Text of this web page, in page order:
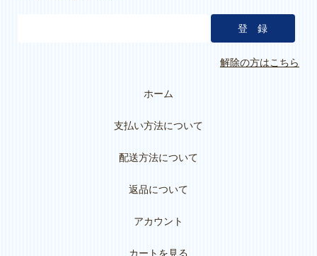
解除の方はこちら
ホーム
支払い方法について
配送方法について
返品について
アカウント
カートを見る